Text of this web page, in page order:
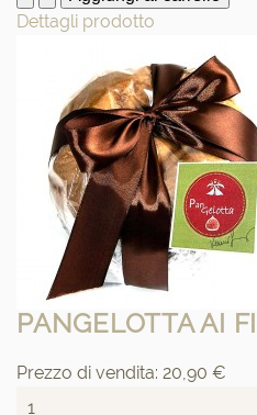
Dettagli prodotto
PANGELOTTA AI
Prezzo di vendita: 20,90 €